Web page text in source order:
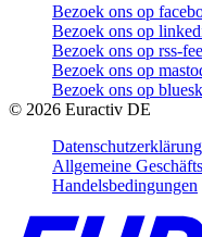
Bezoek ons op
Bezoek ons op
Bezoek ons op rss-
Bezoek ons op
Bezoek ons op
© 2026 Euractiv DE
Datenschutzerklärung
Allgemeine
Handelsbedingungen